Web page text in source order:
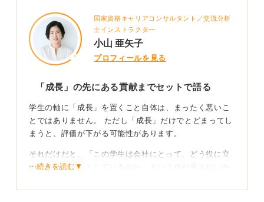
そうすれば、あなたの成長意欲は、企業にとっても魅力
的な主体性や向上心として伝わります。
大切なのは言葉そのものではなく、伝える内容です。
び続けられる環境」「新しいことに挑戦し続けられる環
境」「責任ある仕事を早く任せてもらえる環境」などが
「成長」という一言で終わらせず、「だから御社の〇〇
な点に惹かれている」とつなげられれば、十分ポジティ
ブな就活軸になります。
0
国家資格キャリアコンサルタント／交流分析
士インストラクタ―
小山 亜矢子
プロフィールを見る
「成長」の先にある貢献までセットで語る
学生の軸に「成長」を置くこと自体は、まったく悪いこ
とではありません。 ただし「成長」だけでとどまってし
まうと、評価が下がる可能性があります。
それだけだと、「この学生は会社にとって、どう役に立
つ存在になろうとしているのか」という点が見えないか
⋯続きを読む▼